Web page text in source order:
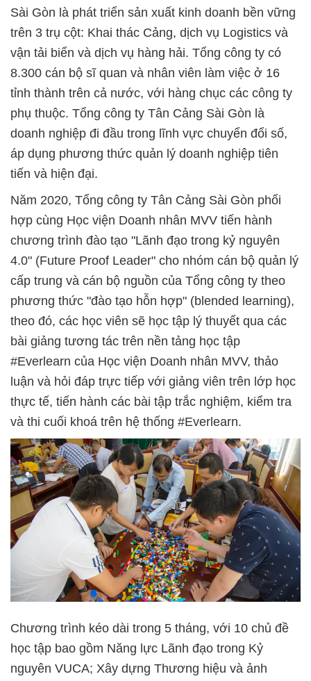
Sài Gòn là phát triển sản xuất kinh doanh bền vững
trên 3 trụ cột: Khai thác Cảng, dịch vụ Logistics và
vận tải biển và dịch vụ hàng hải. Tổng công ty có
8.300 cán bộ sĩ quan và nhân viên làm việc ở 16
tỉnh thành trên cả nước, với hàng chục các công ty
phụ thuộc. Tổng công ty Tân Cảng Sài Gòn là
doanh nghiệp đi đầu trong lĩnh vực chuyển đổi số,
áp dụng phương thức quản lý doanh nghiệp tiên
tiến và hiện đại.
Năm 2020, Tổng công ty Tân Cảng Sài Gòn phối
hợp cùng Học viện Doanh nhân MVV tiến hành
chương trình đào tạo "Lãnh đạo trong kỷ nguyên
4.0" (Future Proof Leader" cho nhóm cán bộ quản lý
cấp trung và cán bộ nguồn của Tổng công ty theo
phương thức "đào tạo hỗn hợp" (blended learning),
theo đó, các học viên sẽ học tập lý thuyết qua các
bài giảng tương tác trên nền tảng học tập
#Everlearn của Học viện Doanh nhân MVV, thảo
luận và hỏi đáp trực tiếp với giảng viên trên lớp học
thực tế, tiến hành các bài tập trắc nghiệm, kiểm tra
và thi cuối khoá trên hệ thống #Everlearn.
Chương trình kéo dài trong 5 tháng, với 10 chủ đề
học tập bao gồm Năng lực Lãnh đạo trong Kỷ
nguyên VUCA; Xây dựng Thương hiệu và ảnh